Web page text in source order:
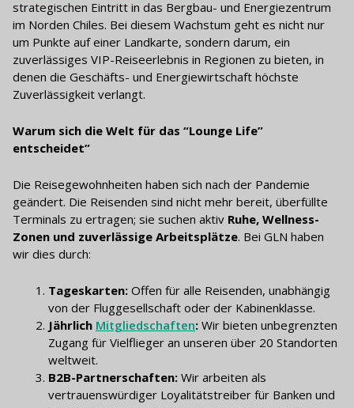
strategischen Eintritt in das Bergbau- und Energiezentrum
im Norden Chiles. Bei diesem Wachstum geht es nicht nur
um Punkte auf einer Landkarte, sondern darum, ein
zuverlässiges VIP-Reiseerlebnis in Regionen zu bieten, in
denen die Geschäfts- und Energiewirtschaft höchste
Zuverlässigkeit verlangt.
Warum sich die Welt für das “Lounge Life”
entscheidet”
Die Reisegewohnheiten haben sich nach der Pandemie
geändert. Die Reisenden sind nicht mehr bereit, überfüllte
Terminals zu ertragen; sie suchen aktiv Ruhe, Wellness-
Zonen und zuverlässige Arbeitsplätze. Bei GLN haben
wir dies durch:
Tageskarten: Offen für alle Reisenden, unabhängig
von der Fluggesellschaft oder der Kabinenklasse.
Jährlich Mitgliedschaften: Wir bieten unbegrenzten
Zugang für Vielflieger an unseren über 20 Standorten
weltweit.
B2B-Partnerschaften: Wir arbeiten als
vertrauenswürdiger Loyalitätstreiber für Banken und